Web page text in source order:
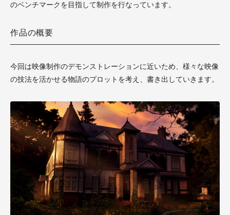
のベンチマークを目指して制作を行なっています。
作品の概要
今回は映像制作のデモンストレーションに近いため、様々な映像
の技法を活かせる物語のプロットを考え、書き出していきます。